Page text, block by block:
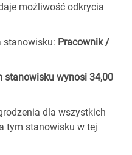
możliwość odkrycia
stanowisku: Pracownik /
stanowisku wynosi 34,00
dla wszystkich
tym stanowisku w tej